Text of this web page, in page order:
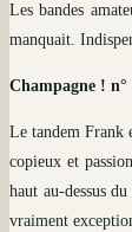
Les bandes
manquait.
Champagne ! n°
Le tandem Frank
copieux et
haut au-dessus
vraiment